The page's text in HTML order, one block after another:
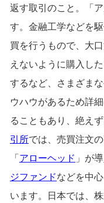
返す取引のこと。「
す。金融工学などを
買を行うもので、大
えないように購入し
するなど、さまざま
ウハウがあるため詳
ることもあり、絶え
引所では、売買注文
「アローヘッド 」が
ジファンドなどを中
います。日本では、